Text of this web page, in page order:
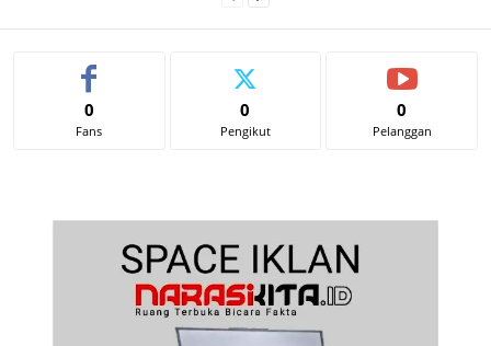
0
Fans
0
Pengikut
0
Pelanggan